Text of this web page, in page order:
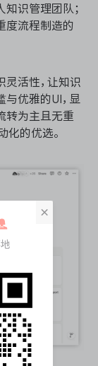
识管理团队；
度流程制造的
活性，让知识
优雅的UI，显
转为主且无重
化的优选。
×